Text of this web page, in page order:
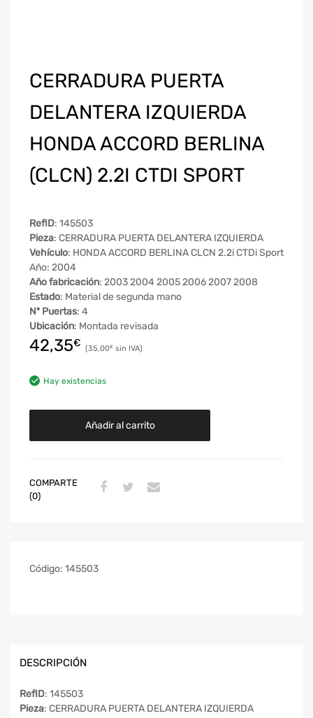
CERRADURA PUERTA
DELANTERA IZQUIERDA
HONDA ACCORD BERLINA
(CLCN) 2.2I CTDI SPORT
RefID: 145503
Pieza: CERRADURA PUERTA DELANTERA IZQUIERDA
Vehículo: HONDA ACCORD BERLINA CLCN 2.2i CTDi Sport
Año: 2004
Año fabricación: 2003 2004 2005 2006 2007 2008
Estado: Material de segunda mano
Nº Puertas: 4
Ubicación: Montada revisada
42,35€ 35,00€
Hay existencias
Añadir al carrito
COMPARTE
(0)
Código: 145503
DESCRIPCIÓN
RefID: 145503
Pieza: CERRADURA PUERTA DELANTERA IZQUIERDA